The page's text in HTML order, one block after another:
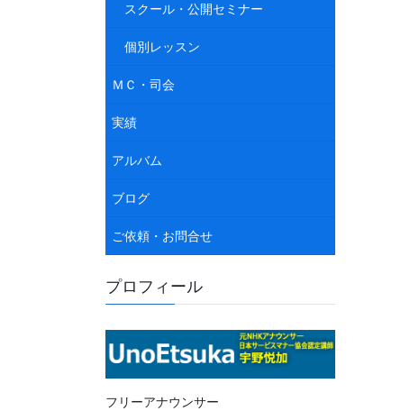
スクール・公開セミナー
個別レッスン
ＭＣ・司会
実績
アルバム
ブログ
ご依頼・お問合せ
プロフィール
フリーアナウンサー